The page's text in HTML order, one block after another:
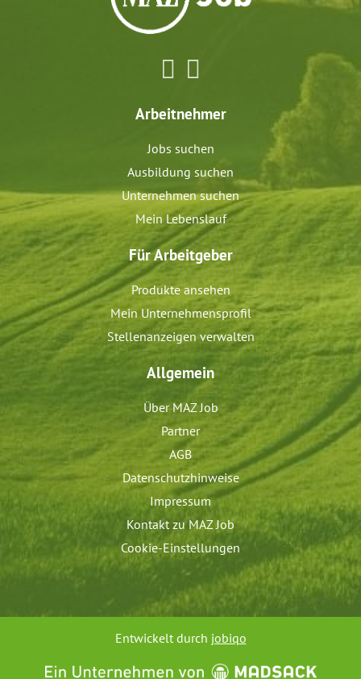
Arbeitnehmer
Jobs suchen
Ausbildung suchen
Unternehmen suchen
Mein Lebenslauf
Für Arbeitgeber
Produkte ansehen
Mein Unternehmensprofil
Stellenanzeigen verwalten
Allgemein
Über MAZ Job
Partner
AGB
Datenschutzhinweise
Impressum
Kontakt zu MAZ Job
Cookie-Einstellungen
Entwickelt durch jobiqo